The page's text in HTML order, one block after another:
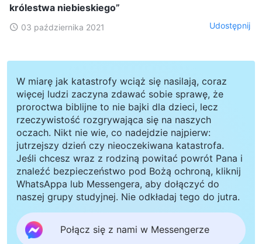
królestwa niebieskiego”
03 października 2021 Udostępnij
W miarę jak katastrofy wciąż się nasilają, coraz
więcej ludzi zaczyna zdawać sobie sprawę, że
proroctwa biblijne to nie bajki dla dzieci, lecz
rzeczywistość rozgrywająca się na naszych
oczach. Nikt nie wie, co nadejdzie najpierw:
jutrzejszy dzień czy nieoczekiwana katastrofa.
Jeśli chcesz wraz z rodziną powitać powrót Pana i
znaleźć bezpieczeństwo pod Bożą ochroną, kliknij
WhatsAppa lub Messengera, aby dołączyć do
naszej grupy studyjnej. Nie odkładaj tego do jutra.
Połącz się z nami w Messengerze